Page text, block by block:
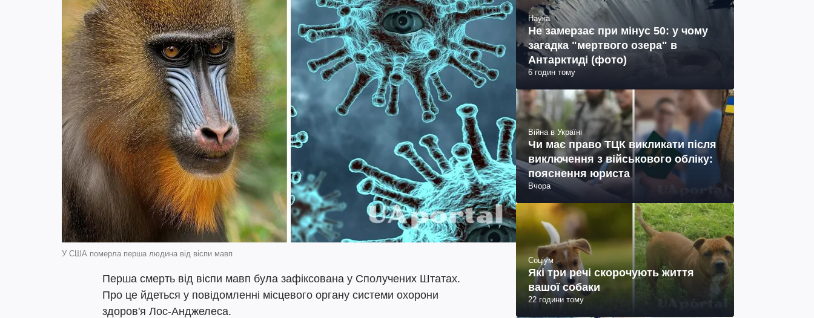
У США померла перша людина від віспи мавп
Перша смерть від віспи мавп була зафіксована у Сполучених Штатах.
Про це йдеться у повідомленні місцевого органу системи охорони
здоров'я Лос-Анджелеса.
Наука
Не замерзає при мінус 50: у чому
загадка "мертвого озера" в
Антарктиді (фото)
6 годин тому
Війна в Україні
Чи має право ТЦК викликати після
виключення з військового обліку:
пояснення юриста
Вчора
Соціум
Які три речі скорочують життя
вашої собаки
22 години тому